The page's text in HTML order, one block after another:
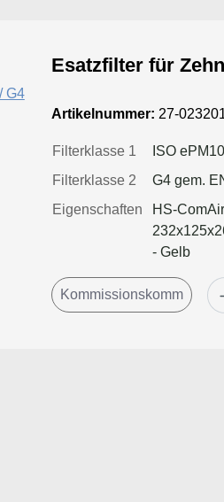
Esatzfilter für
Artikelnummer: 27-
Filterklasse 1
ISO
Filterklasse 2
G4 gem.
Eigenschaften
HS-
- Gelb